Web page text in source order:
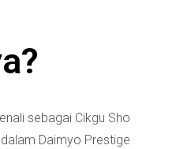
sebagai Cikgu Sho
Daimyo Prestige